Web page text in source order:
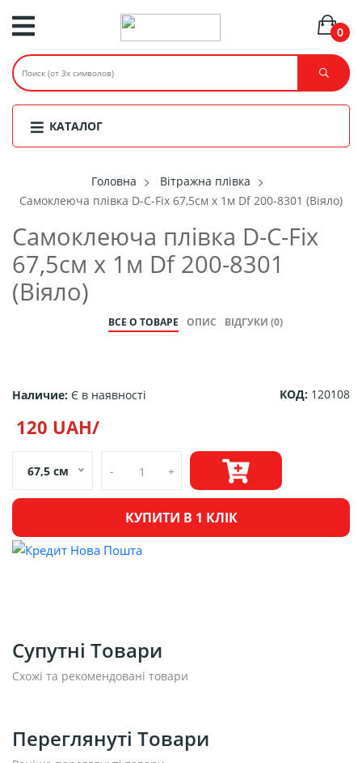
0
КАТАЛОГ
Головнa
Вітражна плівка
Самоклеюча плівка D-C-Fix 67,5см х 1м Df 200-8301 (Віяло)
Самоклеюча плівка D-C-Fix
67,5см х 1м Df 200-8301
(Віяло)
ВСЕ О ТОВАРЕ ОПИС ВІДГУКИ (0)
Наличие: Є в наявності КОД: 120108
120 UAH/
67,5 см - +
КУПИТИ В 1 КЛІК
Супутні Товари
Схожі та рекомендовані товари
Переглянуті Товари